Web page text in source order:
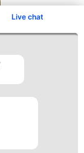
Live chat